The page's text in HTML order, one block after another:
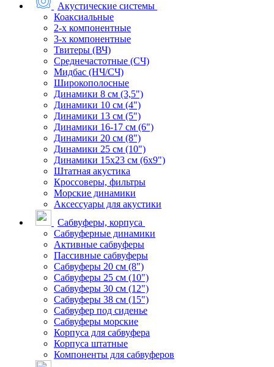
Акустические системы
Коаксиальные
2-х компонентные
3-х компонентные
Твитеры (ВЧ)
Среднечастотные (СЧ)
Мидбас (НЧ/СЧ)
Широкополосные
Динамики 8 см (3,5")
Динамики 10 см (4")
Динамики 13 см (5")
Динамики 16-17 см (6")
Динамики 20 см (8")
Динамики 25 см (10")
Динамики 15х23 см (6х9")
Штатная акустика
Кроссоверы, фильтры
Морские динамики
Аксессуары для акустики
Сабвуферы, корпуса
Сабвуферные динамики
Активные сабвуферы
Пассивные сабвуферы
Сабвуферы 20 см (8")
Сабвуферы 25 см (10")
Сабвуферы 30 см (12")
Сабвуферы 38 см (15")
Сабвуфер под сиденье
Сабвуферы морские
Корпуса для сабвуфера
Корпуса штатные
Компоненты для сабвуферов